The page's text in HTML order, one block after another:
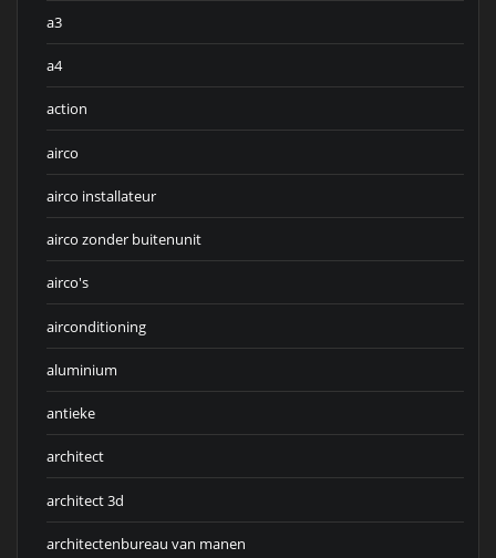
a3
a4
action
airco
airco installateur
airco zonder buitenunit
airco's
airconditioning
aluminium
antieke
architect
architect 3d
architectenbureau van manen